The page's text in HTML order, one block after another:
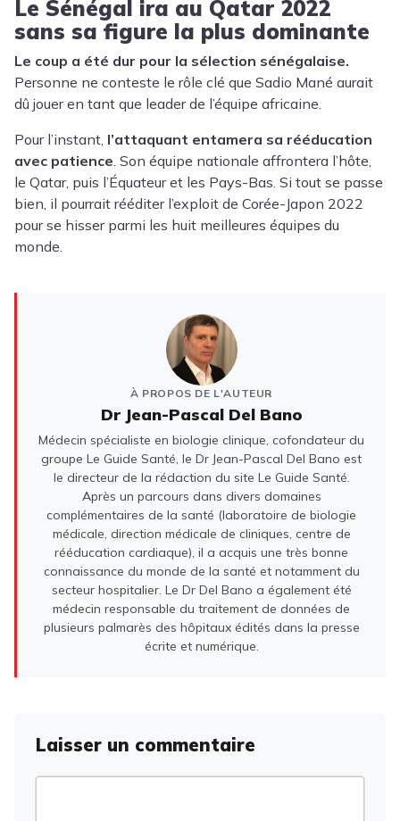
Le Sénégal ira au Qatar 2022
sans sa figure la plus dominante
Le coup a été dur pour la sélection sénégalaise.
Personne ne conteste le rôle clé que Sadio Mané aurait
dû jouer en tant que leader de l’équipe africaine.
Pour l’instant, l’attaquant entamera sa rééducation
avec patience . Son équipe nationale affrontera l’hôte,
le Qatar, puis l’Équateur et les Pays-Bas. Si tout se passe
bien, il pourrait rééditer l’exploit de Corée-Japon 2022
pour se hisser parmi les huit meilleures équipes du
monde.
À PROPOS DE L'AUTEUR
Dr Jean-Pascal Del Bano
Médecin spécialiste en biologie clinique, cofondateur du
groupe Le Guide Santé, le Dr Jean-Pascal Del Bano est
le directeur de la rédaction du site Le Guide Santé.
Après un parcours dans divers domaines
complémentaires de la santé (laboratoire de biologie
médicale, direction médicale de cliniques, centre de
rééducation cardiaque), il a acquis une très bonne
connaissance du monde de la santé et notamment du
secteur hospitalier. Le Dr Del Bano a également été
médecin responsable du traitement de données de
plusieurs palmarès des hôpitaux édités dans la presse
écrite et numérique.
Laisser un commentaire